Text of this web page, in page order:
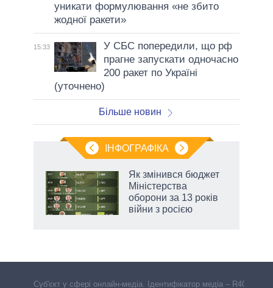
уникати формулювання «не збито
жодної ракети»
15:33
У СБС попередили, що рф
прагне запускати одночасно
200 ракет по Україні
(уточнено)
Більше новин
ІНФОГРАФІКА
Як змінився бюджет
Міністерства
оборони за 13 років
війни з росією
Cуб'єкт у сфері онлайн-медіа. Ідентифікатор медіа – R40-